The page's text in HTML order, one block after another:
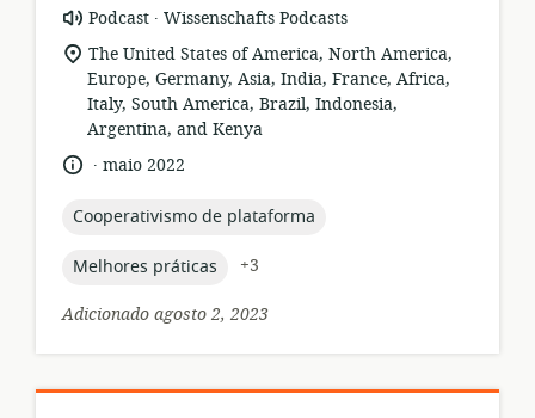
formato
de
recurso:
Podcast .
Editor:Wissenschafts Podcasts
local
de
relevância:
The United States of America, North America,
Europe, Germany, Asia, India, France, Africa,
Italy, South America, Brazil, Indonesia,
Argentina, and Kenya
idioma:
.
data
publicação:
maio 2022
topic:
Cooperativismo de plataforma
topic:
Melhores práticas
+3
Adicionado agosto 2, 2023